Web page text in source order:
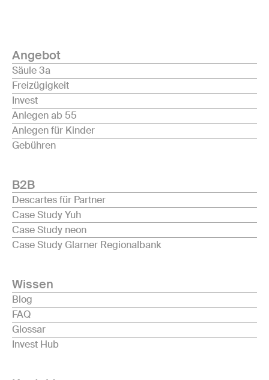
Angebot
Säule 3a
Freizügigkeit
Invest
Anlegen ab 55
Anlegen für Kinder
Gebühren
B2B
Descartes für Partner
Case Study Yuh
Case Study neon
Case Study Glarner Regionalbank
Wissen
Blog
FAQ
Glossar
Invest Hub